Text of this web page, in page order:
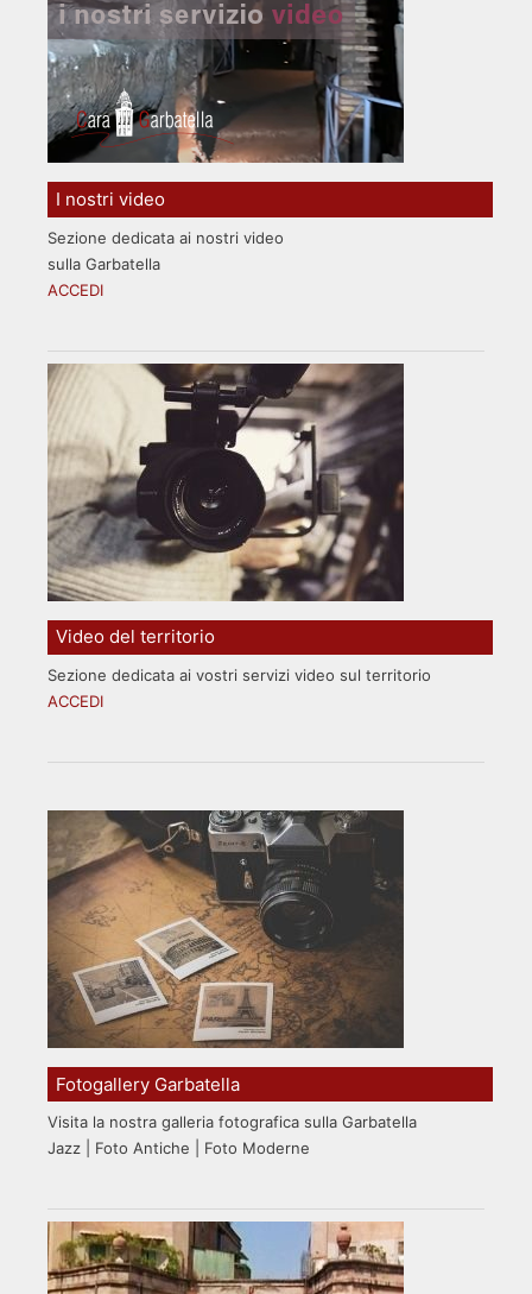
I nostri video
Sezione dedicata ai nostri video
sulla Garbatella
ACCEDI
Video del territorio
Sezione dedicata ai vostri servizi video sul territorio
ACCEDI
Fotogallery Garbatella
Visita la nostra galleria fotografica sulla Garbatella
Jazz | Foto Antiche | Foto Moderne